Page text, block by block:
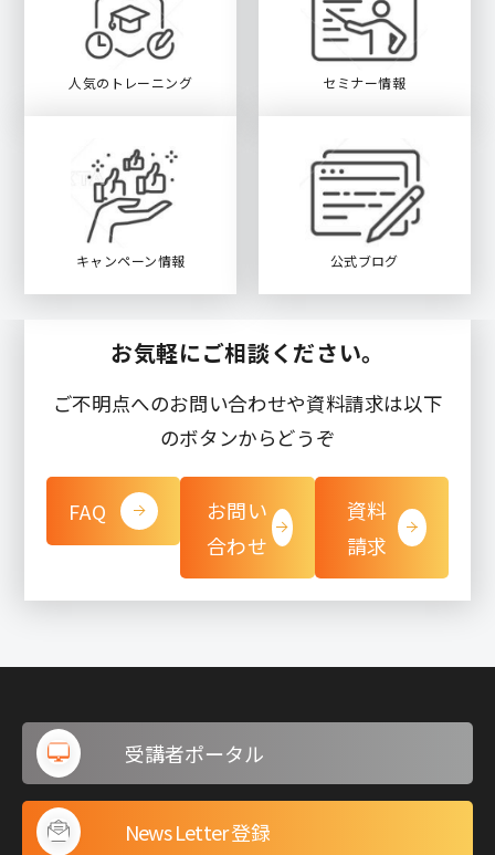
人気のトレーニング セミナー情報
キャンペーン情報 公式ブログ
お気軽にご相談ください。
ご不明点へのお問い合わせや資料請求は以下
のボタンからどうぞ
FAQ
お問い
合わせ
資料
請求
受講者ポータル
News Letter 登録